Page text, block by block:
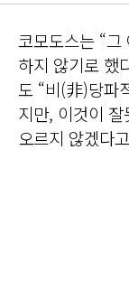
코모도스는 “그
하지 않기로 했
도 “비(非)당파
지만, 이것이
오르지 않겠다